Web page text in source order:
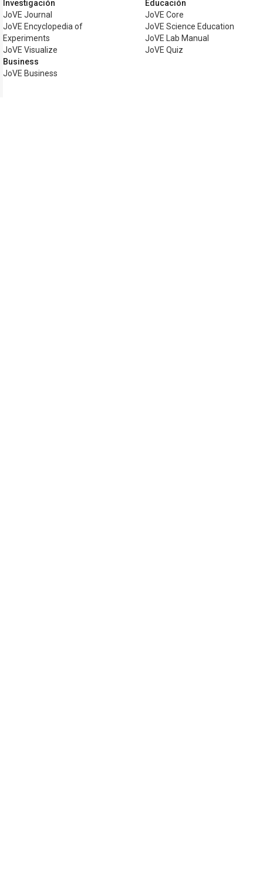
Investigación
JoVE Journal
JoVE Encyclopedia of
Experiments
JoVE Visualize
Business
JoVE Business
Educación
JoVE Core
JoVE Science Education
JoVE Lab Manual
JoVE Quiz